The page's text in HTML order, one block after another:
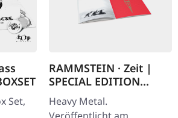
Set,
RAMMSTEIN · Zeit |
SPECIAL EDITION
BOXCD
Heavy Metal.